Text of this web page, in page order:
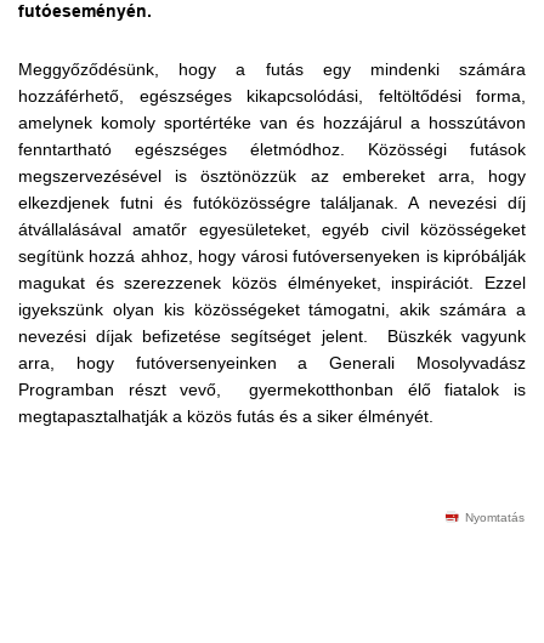
futóeseményén.
Meggyőződésünk, hogy a futás egy mindenki számára
hozzáférhető, egészséges kikapcsolódási, feltöltődési forma,
amelynek komoly sportértéke van és hozzájárul a hosszútávon
fenntartható egészséges életmódhoz. Közösségi futások
megszervezésével is ösztönözzük az embereket arra, hogy
elkezdjenek futni és futóközösségre találjanak. A nevezési díj
átvállalásával amatőr egyesületeket, egyéb civil közösségeket
segítünk hozzá ahhoz, hogy városi futóversenyeken is kipróbálják
magukat és szerezzenek közös élményeket, inspirációt. Ezzel
igyekszünk olyan kis közösségeket támogatni, akik számára a
nevezési díjak befizetése segítséget jelent. Büszkék vagyunk
arra, hogy futóversenyeinken a Generali Mosolyvadász
Programban részt vevő, gyermekotthonban élő fiatalok is
megtapasztalhatják a közös futás és a siker élményét.
Nyomtatás